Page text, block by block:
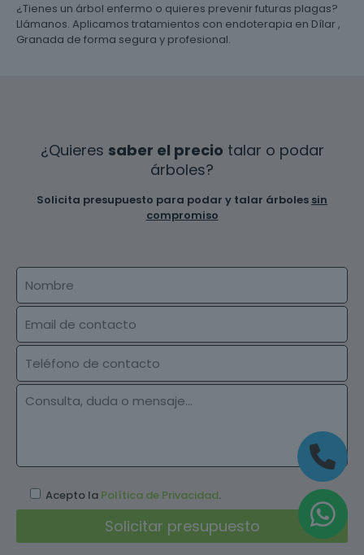
¿Tienes un árbol enfermo o quieres prevenir futuras plagas?
Llámanos. Aplicamos tratamientos con endoterapia en Dílar ,
Granada de forma segura y profesional.
¿Quieres saber el precio talar o podar
árboles?
Solicita presupuesto para podar y talar árboles sin
compromiso
Acepto la Política de Privacidad.